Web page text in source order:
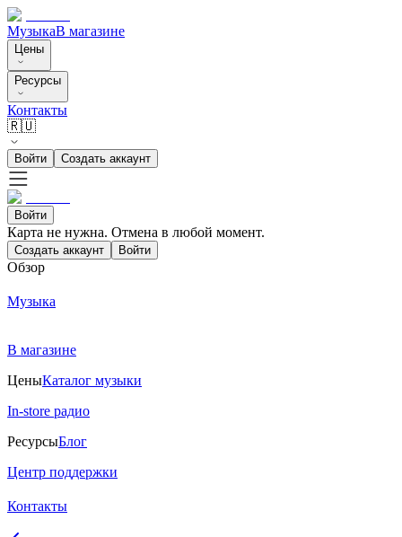
МузыкаВ магазине
Цены
Ресурсы
Контакты
🇷🇺
Войти Создать аккаунт
Войти
Карта не нужна. Отмена в любой момент.
Создать аккаунт Войти
Обзор
Музыка
В магазине
ЦеныКаталог музыки
In-store радио
РесурсыБлог
Центр поддержки
Контакты